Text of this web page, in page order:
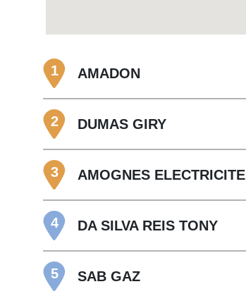
1 AMADON
2 DUMAS GIRY
3 AMOGNES ELECTRICITE
4 DA SILVA REIS TONY
5 SAB GAZ